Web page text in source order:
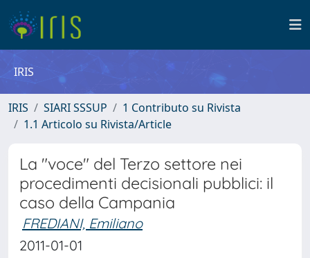
IRIS
IRIS SIARI SSSUP
1 Contributo su Rivista
1.1 Articolo su Rivista/Article
La "voce" del Terzo settore nei
procedimenti decisionali pubblici: il
caso della Campania
FREDIANI, Emiliano
2011-01-01